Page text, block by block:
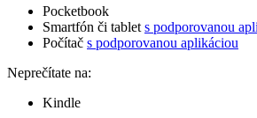
Pocketbook
Smartfón či tablet s podporovanou
Počítač s podporovanou aplikáciou
Neprečítate na:
Kindle